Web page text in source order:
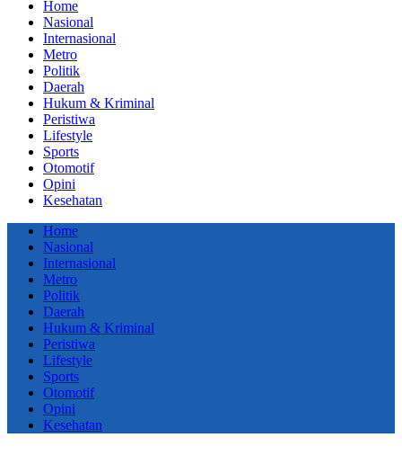
Home
Nasional
Internasional
Metro
Politik
Daerah
Hukum & Kriminal
Peristiwa
Lifestyle
Sports
Otomotif
Opini
Kesehatan
Home
Nasional
Internasional
Metro
Politik
Daerah
Hukum & Kriminal
Peristiwa
Lifestyle
Sports
Otomotif
Opini
Kesehatan